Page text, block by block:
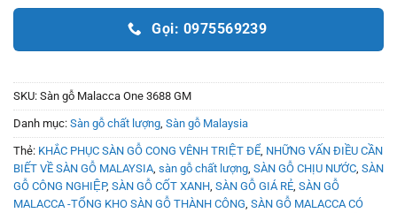
Gọi: 0975569239
SKU: Sàn gỗ Malacca One 3688 GM
Danh mục: Sàn gỗ chất lượng Sàn gỗ Malaysia
Thẻ: KHẮC PHỤC SÀN GỖ CONG VÊNH TRIỆT ĐỂ NHỮNG VẤN ĐIỀU CẦN
BIẾT VỀ SÀN GỖ MALAYSIA sàn gỗ chất lượng SÀN GỖ CHỊU NƯỚC SÀN
GỖ CÔNG NGHIỆP, SÀN GỖ CỐT XANH SÀN GỖ GIÁ RẺ SÀN GỖ
MALACCA -TỔNG KHO SÀN GỖ THÀNH CÔNG SÀN GỖ MALACCA CÓ